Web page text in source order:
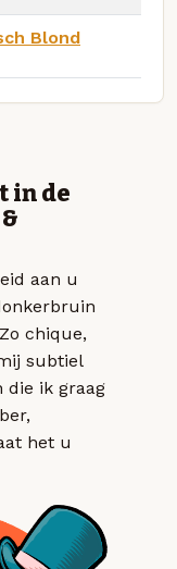
Blond
in de
aan u
chique,
subtiel
die ik graag
het u